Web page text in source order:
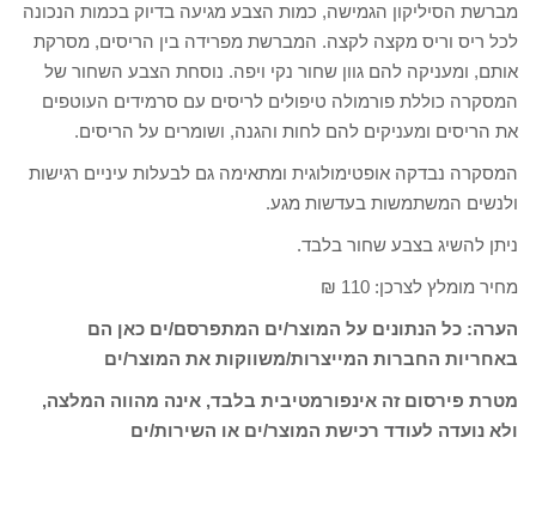
מברשת הסיליקון הגמישה, כמות הצבע מגיעה בדיוק בכמות הנכונה
לכל ריס וריס מקצה לקצה. המברשת מפרידה בין הריסים, מסרקת
אותם, ומעניקה להם גוון שחור נקי ויפה. נוסחת הצבע השחור של
המסקרה כוללת פורמולה טיפולים לריסים עם סרמידים העוטפים
את הריסים ומעניקים להם לחות והגנה, ושומרים על הריסים.
המסקרה נבדקה אופטימולוגית ומתאימה גם לבעלות עיניים רגישות
ולנשים המשתמשות בעדשות מגע.
ניתן להשיג בצבע שחור בלבד.
מחיר מומלץ לצרכן: 110 ₪
הערה: כל הנתונים על המוצר/ים המתפרסם/ים כאן הם
באחריות החברות המייצרות/משווקות את המוצר/ים
מטרת פירסום זה אינפורמטיבית בלבד, אינה מהווה המלצה,
ולא נועדה לעודד רכישת המוצר/ים או השירות/ים